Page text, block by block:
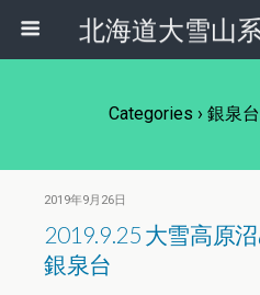
Categories › 銀泉
2019年9月26日
2019.9.25 大雪高原
銀泉台